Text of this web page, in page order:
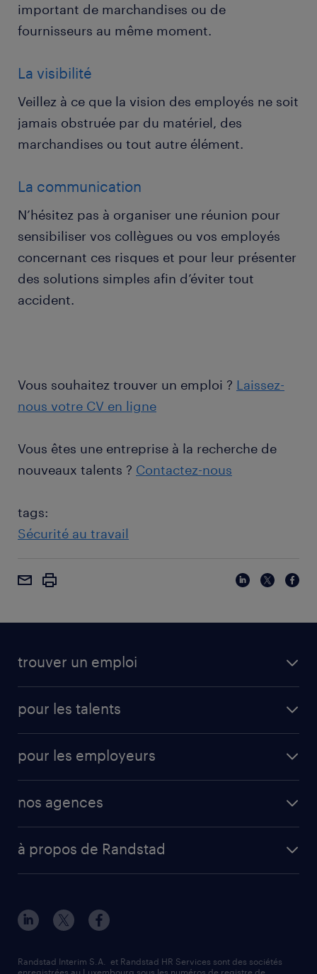
important de marchandises ou de
fournisseurs au même moment.
La visibilité
Veillez à ce que la vision des employés ne soit
jamais obstruée par du matériel, des
marchandises ou tout autre élément.
La communication
N’hésitez pas à organiser une réunion pour
sensibiliser vos collègues ou vos employés
concernant ces risques et pour leur présenter
des solutions simples afin d’éviter tout
accident.
Vous souhaitez trouver un emploi ? Laissez-
nous votre CV en ligne
Vous êtes une entreprise à la recherche de
nouveaux talents ? Contactez-nous
tags:
Sécurité au travail
trouver un emploi
pour les talents
pour les employeurs
nos agences
à propos de Randstad
Randstad Interim S.A. et Randstad HR Services sont des sociétés
enregistrées au Luxembourg sous les numéros de registre de